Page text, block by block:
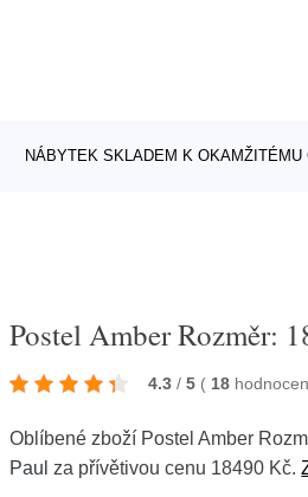
NÁBYTEK SKLADEM K OKAMŽITÉMU
Postel Amber Rozměr:
4.3 / 5 ( 18
Oblíbené zboží Postel Amber
Paul za přívětivou cenu 18490 Kč.